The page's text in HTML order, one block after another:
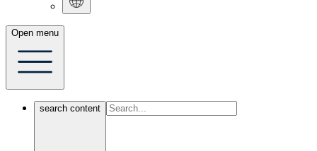
Open menu
search content